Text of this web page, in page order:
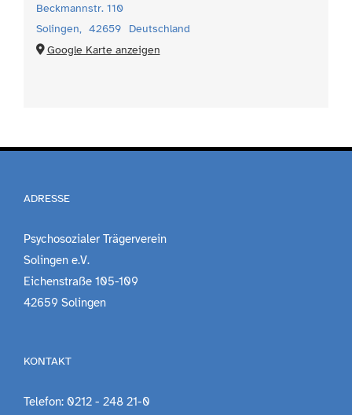
Beckmannstr. 110
Solingen, 42659
Deutschland
Google Karte anzeigen
ADRESSE
Psychosozialer Trägerverein
Solingen e.V.
Eichenstraße 105-109
42659 Solingen
KONTAKT
Telefon: 0212 - 248 21-0